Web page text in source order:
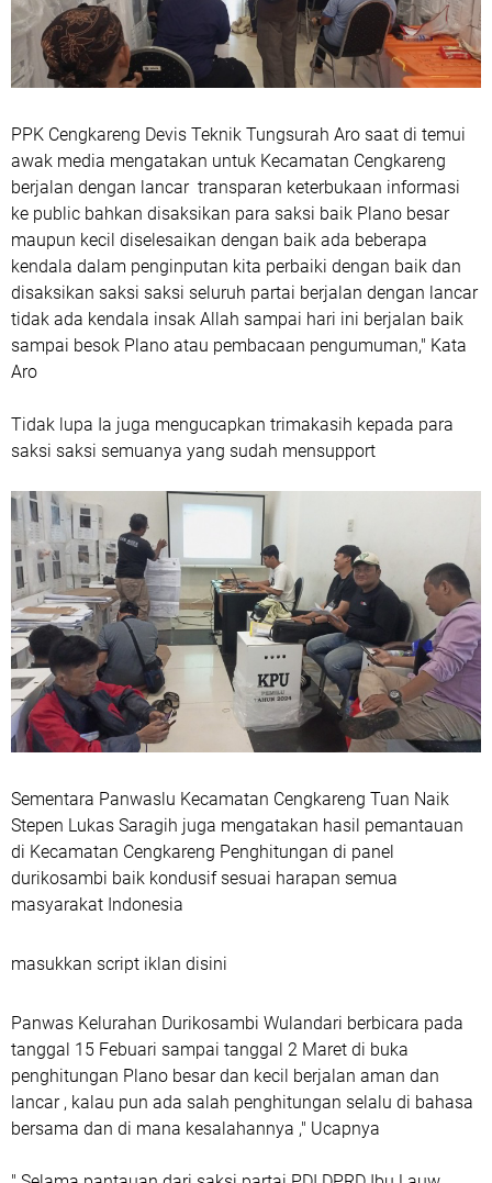
PPK Cengkareng Devis Teknik Tungsurah Aro saat di temui
awak media mengatakan untuk Kecamatan Cengkareng
berjalan dengan lancar transparan keterbukaan informasi
ke public bahkan disaksikan para saksi baik Plano besar
maupun kecil diselesaikan dengan baik ada beberapa
kendala dalam penginputan kita perbaiki dengan baik dan
disaksikan saksi saksi seluruh partai berjalan dengan lancar
tidak ada kendala insak Allah sampai hari ini berjalan baik
sampai besok Plano atau pembacaan pengumuman," Kata
Aro
Tidak lupa Ia juga mengucapkan trimakasih kepada para
saksi saksi semuanya yang sudah mensupport
Sementara Panwaslu Kecamatan Cengkareng Tuan Naik
Stepen Lukas Saragih juga mengatakan hasil pemantauan
di Kecamatan Cengkareng Penghitungan di panel
durikosambi baik kondusif sesuai harapan semua
masyarakat Indonesia
masukkan script iklan disini
Panwas Kelurahan Durikosambi Wulandari berbicara pada
tanggal 15 Febuari sampai tanggal 2 Maret di buka
penghitungan Plano besar dan kecil berjalan aman dan
lancar , kalau pun ada salah penghitungan selalu di bahasa
bersama dan di mana kesalahannya ," Ucapnya